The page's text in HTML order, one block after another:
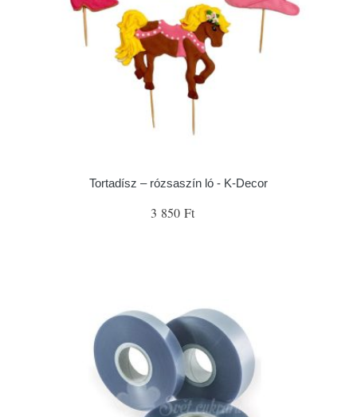
Tortadísz – rózsaszín ló - K-Decor
3 850 Ft